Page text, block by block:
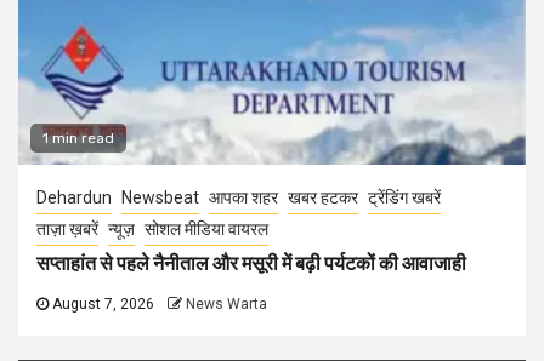
1 min read
Dehardun Newsbeat आपका शहर खबर हटकर ट्रेंडिंग खबरें
ताज़ा ख़बरें न्यूज़ सोशल मीडिया वायरल
सप्ताहांत से पहले नैनीताल और मसूरी में बढ़ी पर्यटकों की आवाजाही
August 7, 2026 News Warta